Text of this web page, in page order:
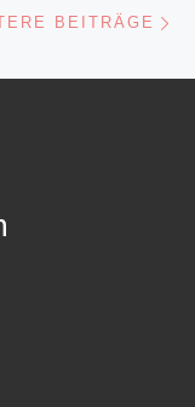
BEITRÄGE